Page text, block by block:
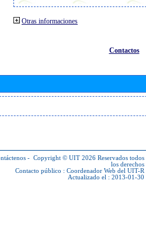
Otras informaciones
Contactos
- Copyright © UIT 2026 Reservados todos
los derechos
Contacto público : Coordenador Web del UIT-R
Actualizado el : 2013-01-30